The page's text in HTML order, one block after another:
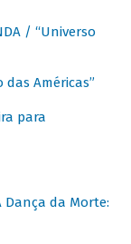
/ “Universo
das Américas”
para
Dança da Morte: